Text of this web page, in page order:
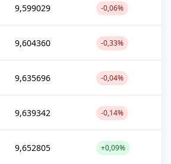
9,599029 -0,06%
9,604360 -0,33%
9,635696 -0,04%
9,639342 -0,14%
9,652805 +0,09%